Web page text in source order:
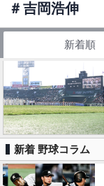
＃吉岡浩伸
新着順
新着 野球コラム